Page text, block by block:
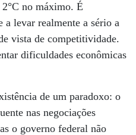
no máximo. É
a levar realmente a sério a
vista de competitividade.
dificuldades econômicas
de um paradoxo: o
nas negociações
o governo federal não